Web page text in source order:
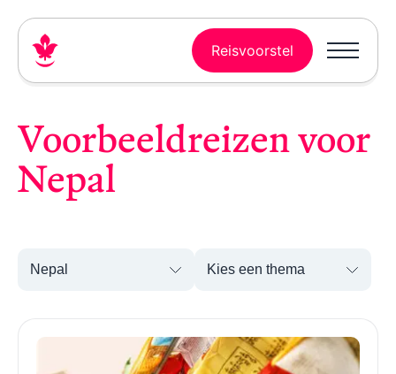
Reisvoorstel
Voorbeeldreizen voor
Nepal